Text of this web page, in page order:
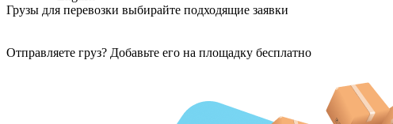
Грузы для перевозки выбирайте подходящие заявки
Отправляете груз? Добавьте его на площадку бесплатно